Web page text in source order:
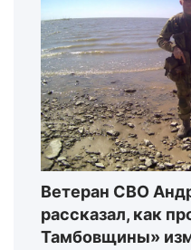
Ветеран СВО
рассказал, как
Тамбовщины»